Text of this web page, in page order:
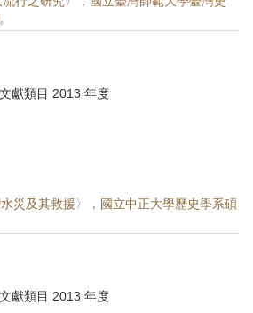
獻類目 2013 年度
災及其救援〉，國立中正大學歷史學系碩
獻類目 2013 年度